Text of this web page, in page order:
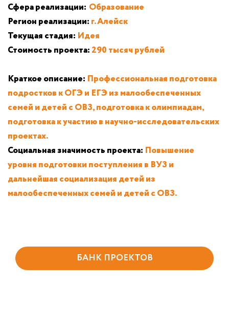
Сфера реализации: Образование
Регион реализации: г. Алейск
Текущая стадия: Идея
Стоимость проекта: 290 тысяч рублей
Краткое описание: Профессиональная подготовка
подростков к ОГЭ и ЕГЭ из малообеспеченных
семей и детей с ОВЗ, подготовка к олимпиадам,
подготовка к участию в научно-исследовательских
проектах.
Социальная значимость проекта: Повышение
уровня подготовки поступления в ВУЗ и
дальнейшая социализация детей из
малообеспеченных семей и детей с ОВЗ.
БАНК ПРОЕКТОВ